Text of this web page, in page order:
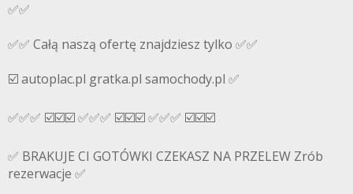
✅✅
✅✅ Całą naszą ofertę znajdziesz tylko ✅✅
☑️ autoplac.pl gratka.pl samochody.pl ✅
✅✅✅ ☑️☑️☑️ ✅✅✅ ☑️☑️☑️ ✅✅✅ ☑️☑️☑️
✅ BRAKUJE CI GOTÓWKI CZEKASZ NA PRZELEW Zrób
rezerwacje ✅